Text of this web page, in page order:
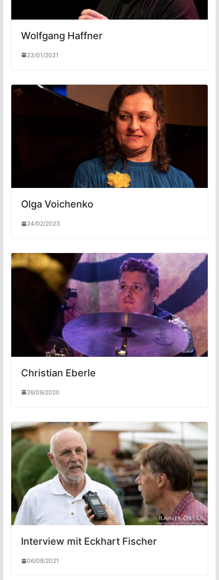
Wolfgang Haffner
23/01/2021
Olga Voichenko
24/02/2023
Christian Eberle
26/09/2020
Interview mit Eckhart Fischer
06/08/2021